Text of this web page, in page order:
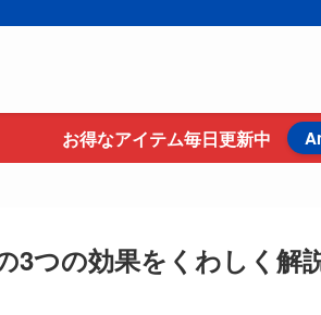
お得なアイテム毎日更新中
3つの効果をくわしく解